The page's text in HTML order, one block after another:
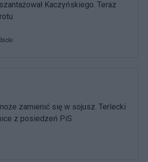
Kaczyńskiego. Teraz
zamienić się w sojusz. Terlecki
z posiedzeń PiS